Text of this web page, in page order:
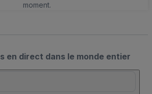
moment.
en direct dans le monde entier